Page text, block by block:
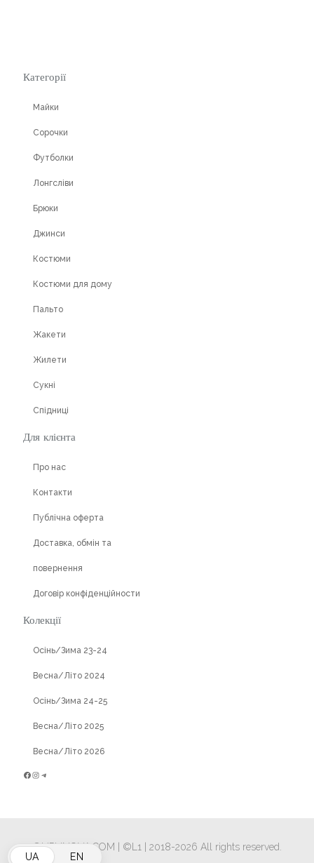
Категорії
Майки
Сорочки
Футболки
Лонгсліви
Брюки
Джинси
Костюми
Костюми для дому
Пальто
Жакети
Жилети
Сукні
Спідниці
Для клієнта
Про нас
Контакти
Публічна оферта
Доставка, обмін та
повернення
Договір конфіденційности
Колекції
Осінь/Зима 23-24
Весна/Літо 2024
Осінь/Зима 24-25
Весна/Літо 2025
Весна/Літо 2026
Фейсбук
Інстаграм
Телеграм
©LIPUNOVA.COM | ©L1 | 2018-2026 All rights reserved.
UA
EN